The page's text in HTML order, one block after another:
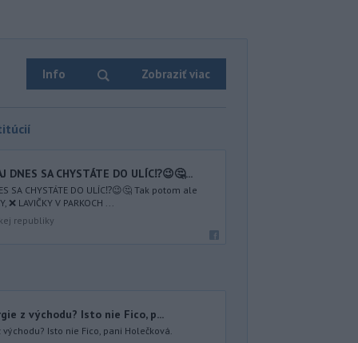
Info Zobraziť viac
DNES SA CHYSTÁTE DO ULÍC⁉️😉🤔...
SA CHYSTÁTE DO ULÍC⁉️😉🤔 Tak potom ale
❌ LAVIČKY V PARKOCH ...
republiky
z východu? Isto nie Fico, p...
Isto nie Fico, pani Holečková.